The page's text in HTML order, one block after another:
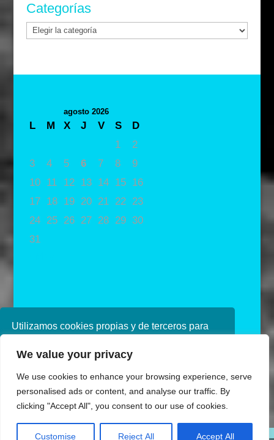
Utilizamos cookies propias y de terceros para
navegando, consideramos que acepta su uso.
política de cookies consulte nuestra
Política de
privacidad
We value your privacy
We use cookies to enhance your browsing experience, serve
personalised ads or content, and analyse our traffic. By
clicking "Accept All", you consent to our use of cookies.
Customise Reject All Accept All
Categorías
Categorías
agosto 2026
L M X J V S
D
1
2
3
4 5 6 7 8
9
10
11 12 13 14 15
16
17
18 19 20 21 22
23
24
25 26 27 28 29 30
31
Diseñado por Ana de Miguel